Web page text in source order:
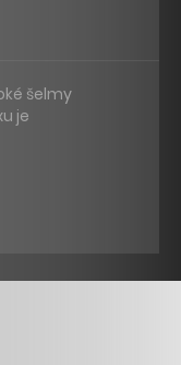
šelmy
je